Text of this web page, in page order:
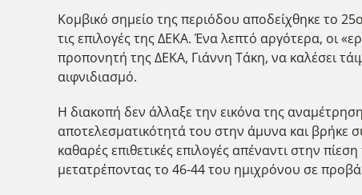
Κομβικό σημείο της περιόδου αποδείχθηκε το
τις επιλογές της ΔΕΚΑ. Ένα λεπτό αργότερα, οι
προπονητή της ΔΕΚΑ, Γιάννη Τάκη, να καλέσει
αιφνιδιασμό.
Η διακοπή δεν άλλαξε την εικόνα της
αποτελεσματικότητά του στην άμυνα και βρήκε
καθαρές επιθετικές επιλογές απέναντι στην
μετατρέποντας το 46-44 του ημιχρόνου σε